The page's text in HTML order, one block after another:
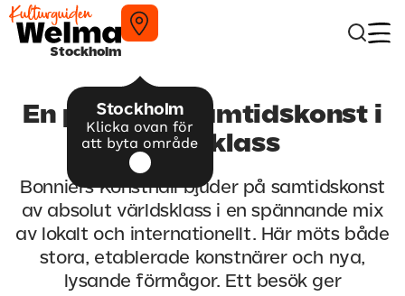
Stockholm
Stockholm
Klicka ovan för
att byta område
En plats för samtidskonst i
världsklass
Bonniers Konsthall bjuder på samtidskonst
av absolut världsklass i en spännande mix
av lokalt och internationellt. Här möts både
stora, etablerade konstnärer och nya,
lysande förmågor. Ett besök ger